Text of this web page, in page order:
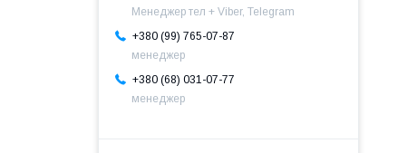
Менеджер тел + Viber, Telegram
+380 (99) 765-07-87
менеджер
+380 (68) 031-07-77
менеджер